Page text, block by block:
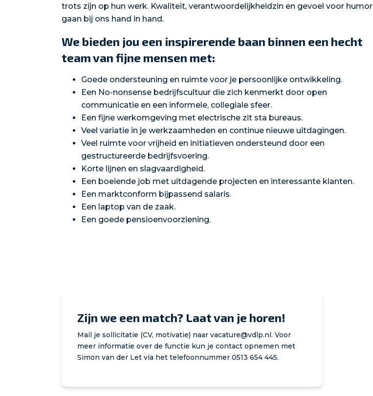
trots zijn op hun werk. Kwaliteit, verantwoordelijkheidzin en gevoel voor humor
gaan bij ons hand in hand.
We bieden jou een inspirerende baan binnen een hecht
team van fijne mensen met:
Goede ondersteuning en ruimte voor je persoonlijke ontwikkeling.
Een No-nonsense bedrijfscultuur die zich kenmerkt door open
communicatie en een informele, collegiale sfeer.
Een fijne werkomgeving met electrische zit sta bureaus.
Veel variatie in je werkzaamheden en continue nieuwe uitdagingen.
Veel ruimte voor vrijheid en initiatieven ondersteund door een
gestructureerde bedrijfsvoering.
Korte lijnen en slagvaardigheid.
Een boeiende job met uitdagende projecten en interessante klanten.
Een marktconform bijpassend salaris.
Een laptop van de zaak.
Een goede pensioenvoorziening.
Zijn we een match? Laat van je horen!
Mail je sollicitatie (CV, motivatie) naar vacature@vdlp.nl. Voor
meer informatie over de functie kun je contact opnemen met
Simon van der Let via het telefoonnummer 0513 654 445.